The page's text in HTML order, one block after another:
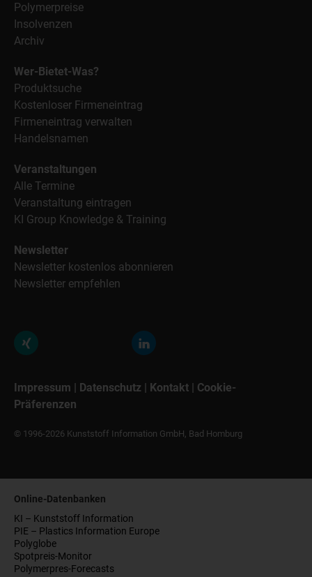
Polymerpreise
Insolvenzen
Archiv
Wer-Bietet-Was?
Produktsuche
Kostenloser Firmeneintrag
Firmeneintrag verwalten
Handelsnamen
Veranstaltungen
Alle Termine
Veranstaltung eintragen
KI Group Knowledge & Training
Newsletter
Newsletter kostenlos abonnieren
Newsletter empfehlen
Impressum | Datenschutz | Kontakt | Cookie-
Präferenzen
© 1996-2026 Kunststoff Information GmbH, Bad Homburg
Online-Datenbanken
KI – Kunststoff Information
PIE – Plastics Information Europe
Polyglobe
Spotpreis-Monitor
Polymerpres-Forecasts